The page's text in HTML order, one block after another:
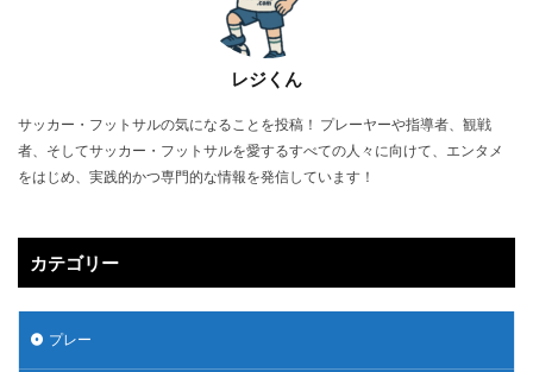
レジくん
サッカー・フットサルの気になることを投稿！ プレーヤーや指導者、観戦
者、そしてサッカー・フットサルを愛するすべての人々に向けて、エンタメ
をはじめ、実践的かつ専門的な情報を発信しています！
カテゴリー
プレー